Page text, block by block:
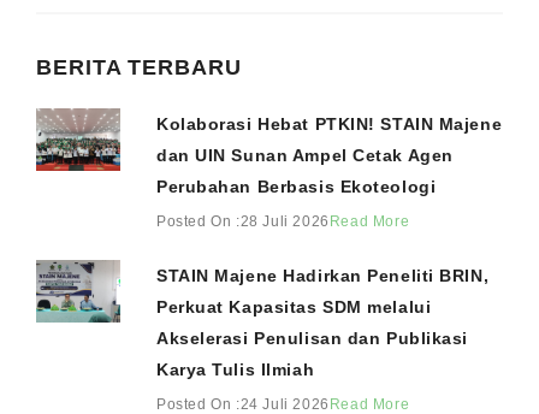
BERITA TERBARU
Kolaborasi Hebat PTKIN! STAIN Majene
dan UIN Sunan Ampel Cetak Agen
Perubahan Berbasis Ekoteologi
Posted On :28 Juli 2026 Read More
STAIN Majene Hadirkan Peneliti BRIN,
Perkuat Kapasitas SDM melalui
Akselerasi Penulisan dan Publikasi
Karya Tulis Ilmiah
Posted On :24 Juli 2026 Read More